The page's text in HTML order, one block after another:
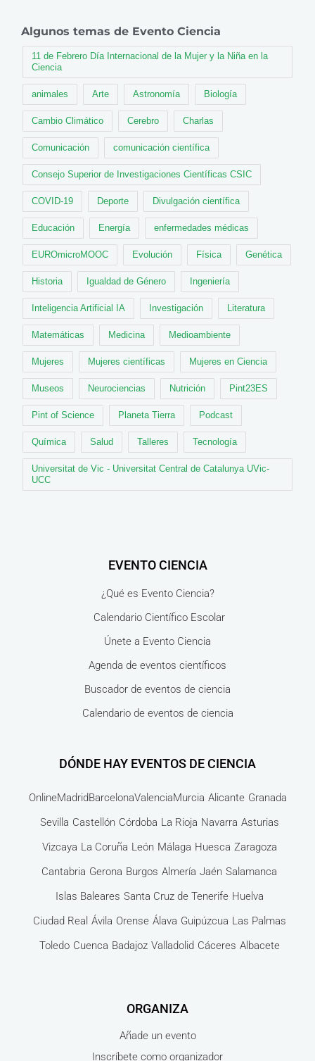
Algunos temas de Evento Ciencia
11 de Febrero Día Internacional de la Mujer y la Niña en la
Ciencia
animales Arte Astronomía Biología
Cambio Climático Cerebro Charlas
Comunicación comunicación científica
Consejo Superior de Investigaciones Científicas CSIC
COVID-19 Deporte Divulgación científica
Educación Energía enfermedades médicas
EUROmicroMOOC Evolución Física Genética
Historia Igualdad de Género Ingeniería
Inteligencia Artificial IA Investigación Literatura
Matemáticas Medicina Medioambiente
Mujeres Mujeres científicas Mujeres en Ciencia
Museos Neurociencias Nutrición Pint23ES
Pint of Science Planeta Tierra Podcast
Química Salud Talleres Tecnología
Universitat de Vic - Universitat Central de Catalunya UVic-
UCC
EVENTO CIENCIA
¿Qué es Evento Ciencia?
Calendario Científico Escolar
Únete a Evento Ciencia
Agenda de eventos científicos
Buscador de eventos de ciencia
Calendario de eventos de ciencia
DÓNDE HAY EVENTOS DE CIENCIA
OnlineMadridBarcelonaValenciaMurcia Alicante Granada
Sevilla Castellón Córdoba La Rioja Navarra Asturias
Vizcaya La Coruña León Málaga Huesca Zaragoza
Cantabria Gerona Burgos Almería Jaén Salamanca
Islas Baleares Santa Cruz de Tenerife Huelva
Ciudad Real Ávila Orense Álava Guipúzcua Las Palmas
Toledo Cuenca Badajoz Valladolid Cáceres Albacete
ORGANIZA
Añade un evento
Inscríbete como organizador